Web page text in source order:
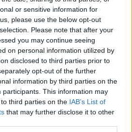
or sensitive information for
please use the below opt-out
Please note that after your
you may continue seeing
on personal information utilized by
disclosed to third parties prior to
opt-out of the further
information by third parties on the
participants. This information may
third parties on the IAB’s List of
that may further disclose it to other
τι μέλλει γενέσθαι με τις
,Μανθάτη,
.
εκτός με τον Βόλο
στην γάμπα. «Καθαρή» μεν
όπως αναφέρουν οι
λιγότερες
παρούσα φάση, να είναι